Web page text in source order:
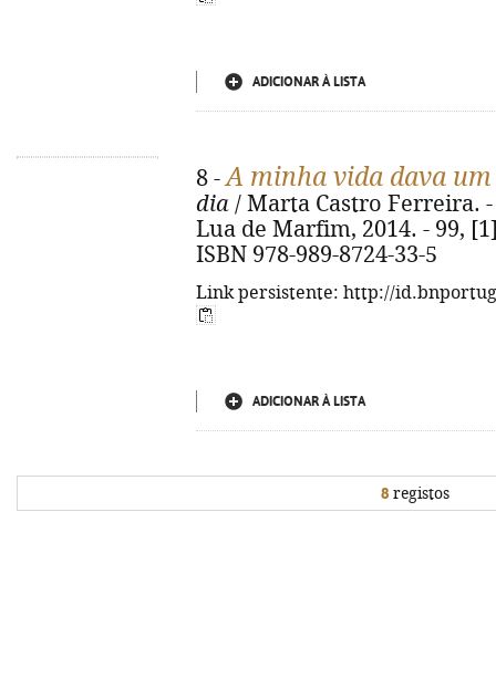
ADICIONAR À LISTA
8 -A minha vida dava
dia / Marta Castro Ferreira.
Lua de Marfim, 2014. - 99,
ISBN 978-989-8724-33-5
Link persistente: http://
ADICIONAR À LISTA
8 registos